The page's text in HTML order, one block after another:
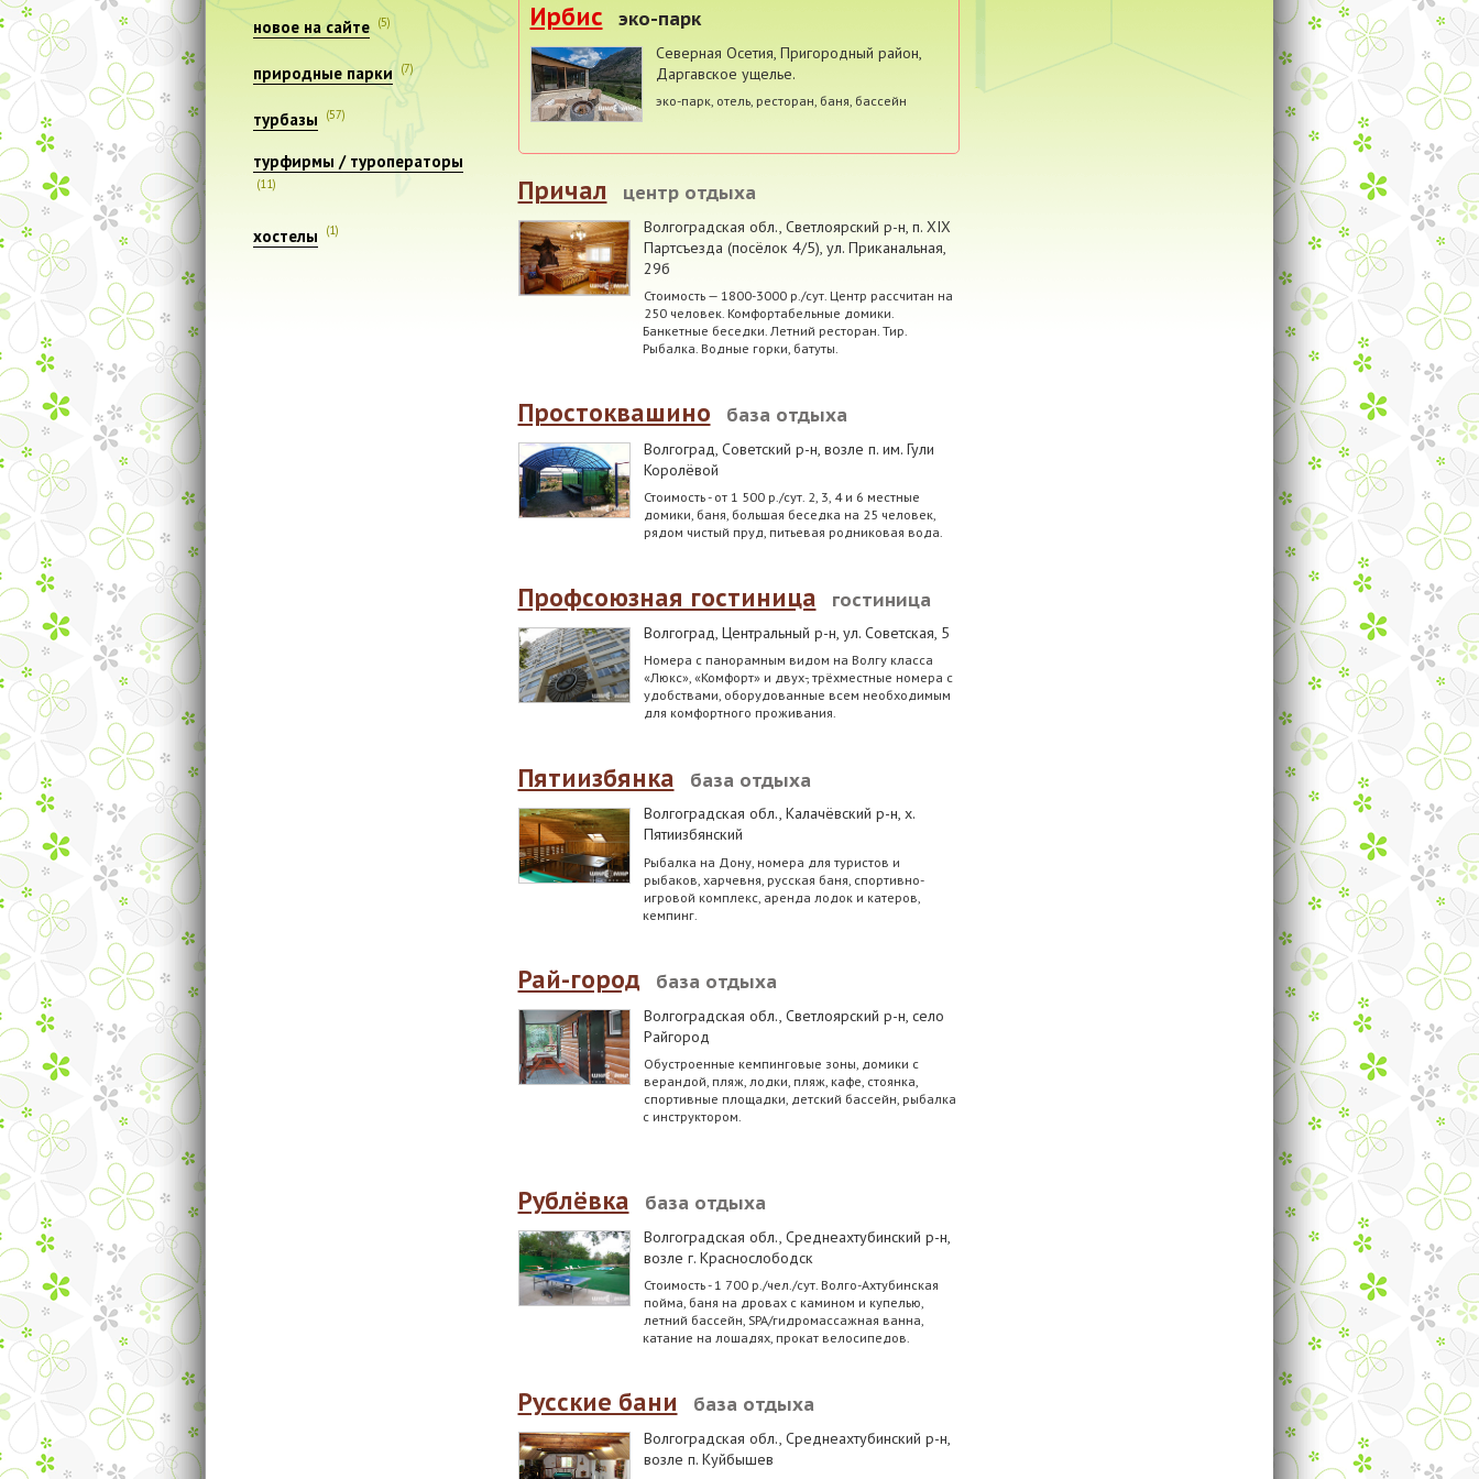
новое на сайте (5)
природные парки (7)
турбазы (57)
турфирмы / туроператоры
(11)
хостелы (1)
Ирбис эко-парк
Северная Осетия, Пригородный район,
Даргавское ущелье.
эко-парк, отель, ресторан, баня, бассейн
Причал центр отдыха
Волгоградская обл., Светлоярский р-н п. XIX
Партсъезда (посёлок 4/5), ул. Приканальная,
29б
Стоимость — 1800-3000 р./сут. Центр рассчитан на
250 человек. Комфортабельные домики.
Банкетные беседки. Летний ресторан. Тир.
Рыбалка. Водные горки, батуты.
Простоквашино база отдыха
Волгоград, Советский р-н, возле п. им. Гули
Королёвой
Стоимость - от 1 500 р./сут. 2, 3, 4 и 6 местные
домики, баня, большая беседка на 25 человек,
рядом чистый пруд, питьевая родниковая вода.
Профсоюзная гостиница гостиница
Волгоград, Центральный р-н, ул. Советская, 5
Номера с панорамным видом на Волгу класса
«Люкс», «Комфорт» и двух-, трёхместные номера с
удобствами, оборудованные всем необходимым
для комфортного проживания.
Пятиизбянка база отдыха
Волгоградская обл., Калачёвский р-н, х.
Пятиизбянский
Рыбалка на Дону, номера для туристов и
рыбаков, харчевня, русская баня, спортивно-
игровой комплекс, аренда лодок и катеров,
кемпинг.
Рай-город база отдыха
Волгоградская обл., Светлоярский р-н, село
Райгород
Обустроенные кемпинговые зоны, домики с
верандой, пляж, лодки, пляж, кафе, стоянка,
спортивные площадки, детский бассейн, рыбалка
с инструктором.
Рублёвка база отдыха
Волгоградская обл., Среднеахтубинский р-н
возле г. Краснослободск
Стоимость - 1 700 р./чел./сут. Волго-Ахтубинская
пойма, баня на дровах с камином и купелью,
летний бассейн, SPA/гидромассажная ванна,
катание на лошадях, прокат велосипедов.
Русские бани база отдыха
Волгоградская обл., Среднеахтубинский р-н,
возле п. Куйбышев